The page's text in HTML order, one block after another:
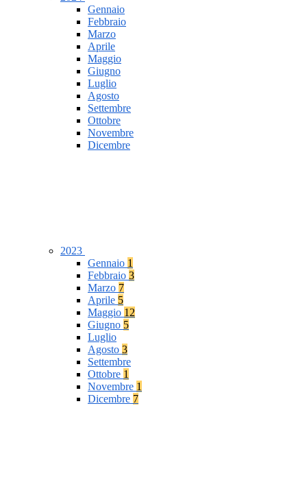
Gennaio
Febbraio
Marzo
Aprile
Maggio
Giugno
Luglio
Agosto
Settembre
Ottobre
Novembre
Dicembre
2023
Gennaio 1
Febbraio 3
Marzo 7
Aprile 5
Maggio 12
Giugno 5
Luglio
Agosto 3
Settembre
Ottobre 1
Novembre 1
Dicembre 7